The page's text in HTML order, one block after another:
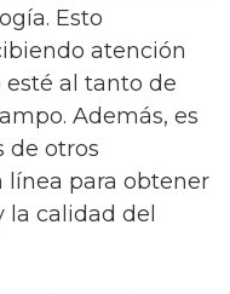
Esto
atención
al tanto de
Además, es
de otros
línea para obtener
calidad del